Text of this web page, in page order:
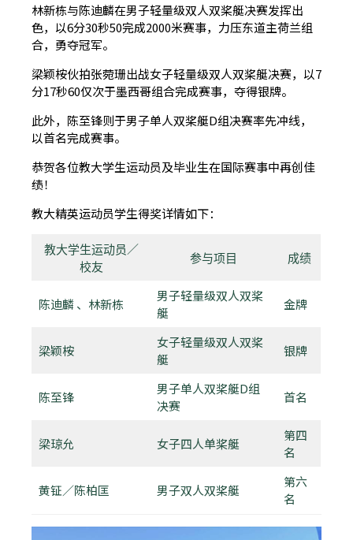
林新栋与陈迪麟在男子轻量级双人双桨艇决赛发挥出
色，以6分30秒50完成2000米赛事，力压东道主荷兰组
合，勇夺冠军。
梁颖桉伙拍张菀珊出战女子轻量级双人双桨艇决赛，以7
分17秒60仅次于墨西哥组合完成赛事，夺得银牌。
此外，陈至锋则于男子单人双桨艇D组决赛率先冲线，
以首名完成赛事。
恭贺各位教大学生运动员及毕业生在国际赛事中再创佳
绩！
教大精英运动员学生得奖详情如下：
教大学生运动员／
校友
参与项目 成绩
陈迪麟 、林新栋
男子轻量级双人双桨
艇
金牌
梁颖桉
女子轻量级双人双桨
艇
银牌
陈至锋
男子单人双桨艇D组
决赛
首名
梁琼允 女子四人单桨艇
第四
名
黄钲／陈柏匡 男子双人双桨艇
第六
名